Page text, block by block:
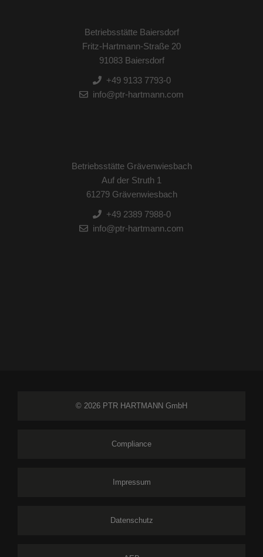
Betriebsstätte Baiersdorf
Fritz-Hartmann-Straße 20
91083 Baiersdorf
+49 9133 7793-0
info@ptr-hartmann.com
Betriebsstätte Grävenwiesbach
Auf der Struth 1
61279 Grävenwiesbach
+49 2389 7988-0
info@ptr-hartmann.com
© 2026 PTR HARTMANN GmbH
Compliance
Impressum
Datenschutz